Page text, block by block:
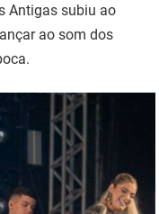
Antigas subiu ao
ao som dos